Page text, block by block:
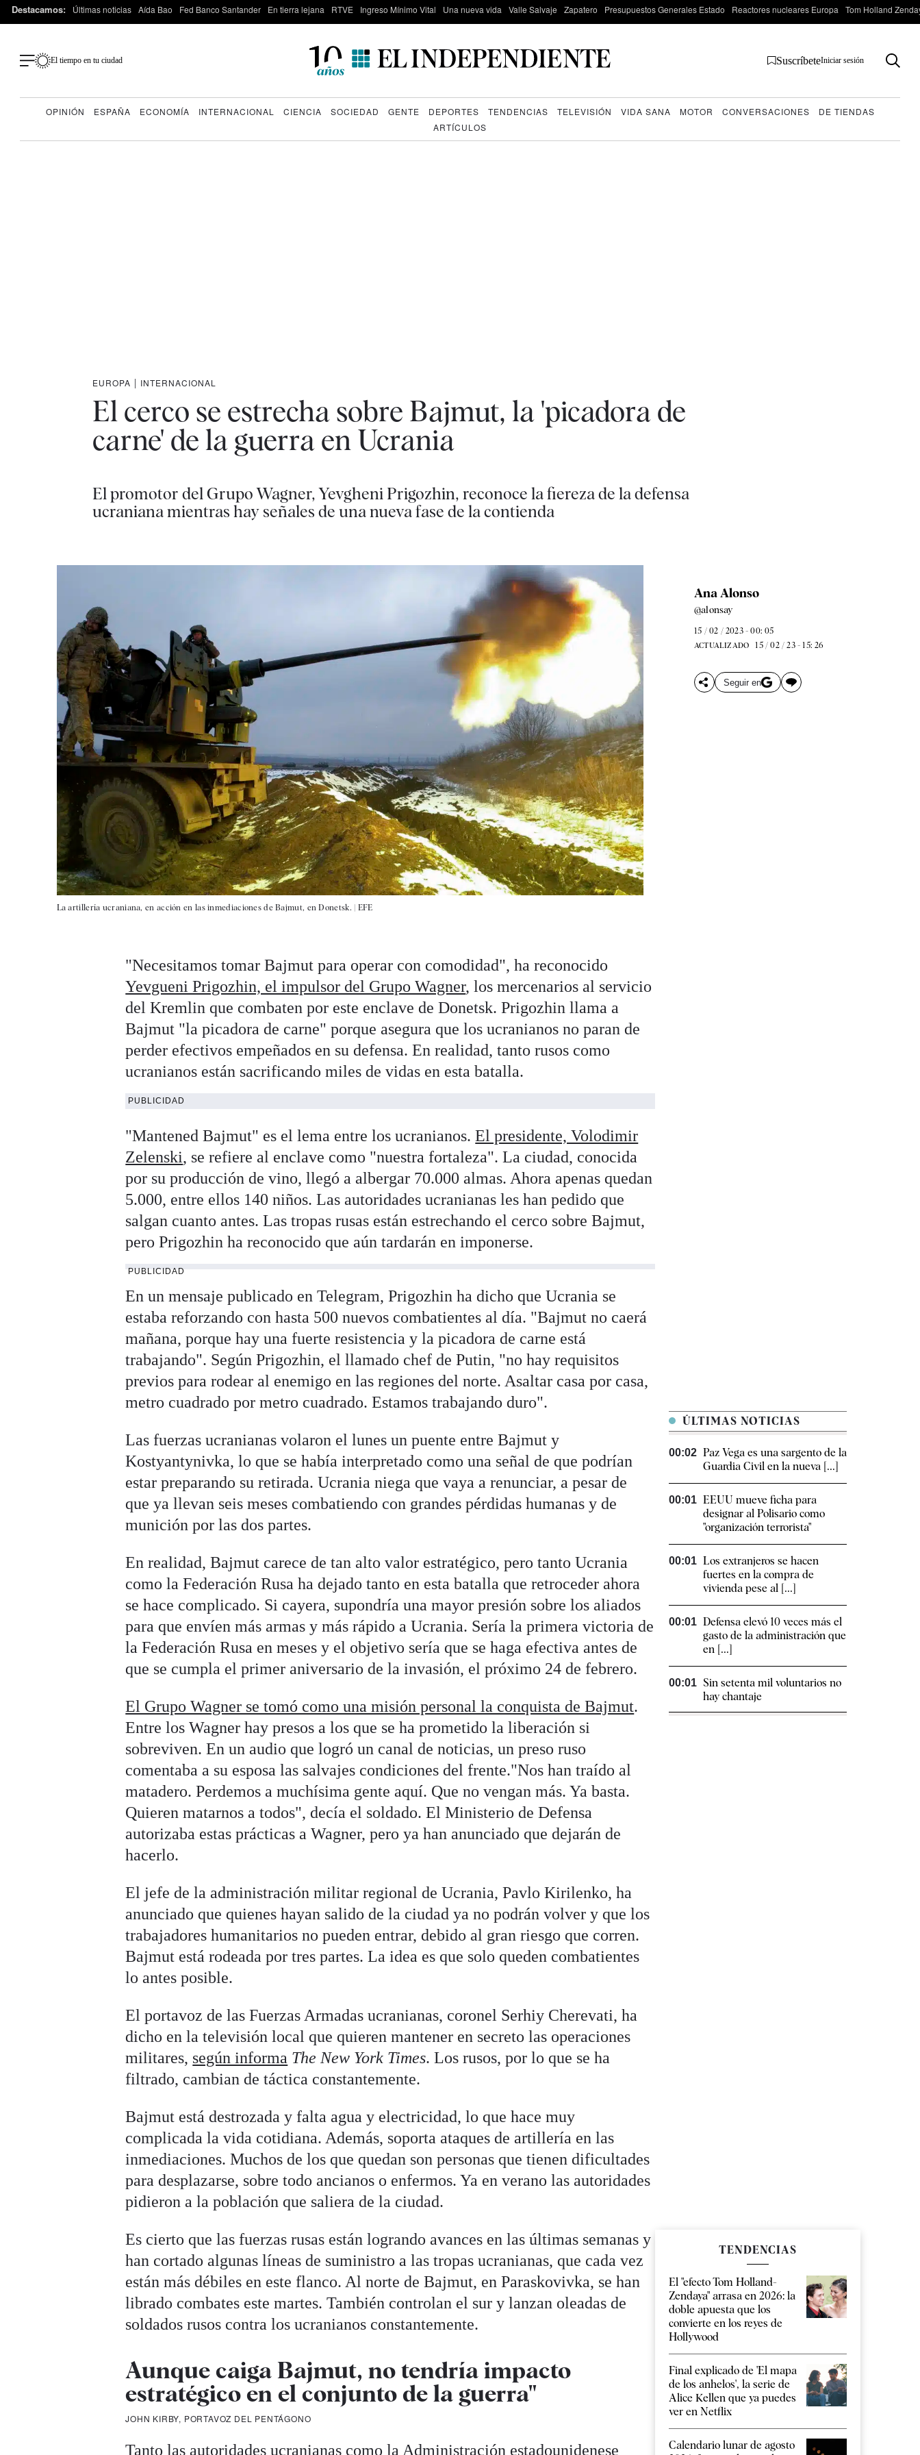
Destacamos: Últimas noticias Aída Bao Fed Banco Santander En tierra lejana RTVE Ingreso Mínimo Vital Una nueva vida Valle Salvaje Zapatero Presupuestos Generales Estado Reactores nucleares Europa Tom Holland
El tiempo en tu ciudad SuscríbeteIniciar sesión
OPINIÓN ESPAÑA ECONOMÍA INTERNACIONAL CIENCIA SOCIEDAD GENTE DEPORTES TENDENCIAS TELEVISIÓN VIDA SANA MOTOR CONVERSACIONES
DE TIENDAS
ARTÍCULOS
EUROPA | INTERNACIONAL
El cerco se estrecha sobre Bajmut, la 'picadora de
carne' de la guerra en Ucrania
El promotor del Grupo Wagner, Yevgheni Prigozhin, reconoce la fiereza de la defensa
ucraniana mientras hay señales de una nueva fase de la contienda
La artillería ucraniana, en acción en las inmediaciones de Bajmut, en Donetsk. | EFE
Ana Alonso
@alonsay
15 / 02 / 2023 - 00: 05
ACTUALIZADO 15 / 02 / 23 - 15: 26
Seguir en
"Necesitamos tomar Bajmut para operar con comodidad", ha reconocido
Yevgueni Prigozhin, el impulsor del Grupo Wagner, los mercenarios al servicio
del Kremlin que combaten por este enclave de Donetsk. Prigozhin llama a
Bajmut "la picadora de carne" porque asegura que los ucranianos no paran de
perder efectivos empeñados en su defensa. En realidad, tanto rusos como
ucranianos están sacrificando miles de vidas en esta batalla.
PUBLICIDAD
"Mantened Bajmut" es el lema entre los ucranianos.El presidente, Volodimir
Zelenski, se refiere al enclave como "nuestra fortaleza". La ciudad, conocida
por su producción de vino, llegó a albergar 70.000 almas. Ahora apenas quedan
5.000, entre ellos 140 niños. Las autoridades ucranianas les han pedido que
salgan cuanto antes. Las tropas rusas están estrechando el cerco sobre Bajmut,
pero Prigozhin ha reconocido que aún tardarán en imponerse.
PUBLICIDAD
En un mensaje publicado en Telegram, Prigozhin ha dicho que Ucrania se
estaba reforzando con hasta 500 nuevos combatientes al día. "Bajmut no caerá
mañana, porque hay una fuerte resistencia y la picadora de carne está
trabajando". Según Prigozhin, el llamado chef de Putin, "no hay requisitos
previos para rodear al enemigo en las regiones del norte. Asaltar casa por casa,
metro cuadrado por metro cuadrado. Estamos trabajando duro".
Las fuerzas ucranianas volaron el lunes un puente entre Bajmut y
Kostyantynivka, lo que se había interpretado como una señal de que podrían
estar preparando su retirada. Ucrania niega que vaya a renunciar, a pesar de
que ya llevan seis meses combatiendo con grandes pérdidas humanas y de
munición por las dos partes.
En realidad, Bajmut carece de tan alto valor estratégico, pero tanto Ucrania
como la Federación Rusa ha dejado tanto en esta batalla que retroceder ahora
se hace complicado. Si cayera, supondría una mayor presión sobre los aliados
para que envíen más armas y más rápido a Ucrania. Sería la primera victoria de
la Federación Rusa en meses y el objetivo sería que se haga efectiva antes de
que se cumpla el primer aniversario de la invasión, el próximo 24 de febrero.
El Grupo Wagner se tomó como una misión personal la conquista de Bajmut.
Entre los Wagner hay presos a los que se ha prometido la liberación si
sobreviven. En un audio que logró un canal de noticias, un preso ruso
comentaba a su esposa las salvajes condiciones del frente."Nos han traído al
matadero. Perdemos a muchísima gente aquí. Que no vengan más. Ya basta.
Quieren matarnos a todos", decía el soldado. El Ministerio de Defensa
autorizaba estas prácticas a Wagner, pero ya han anunciado que dejarán de
hacerlo.
El jefe de la administración militar regional de Ucrania, Pavlo Kirilenko, ha
anunciado que quienes hayan salido de la ciudad ya no podrán volver y que los
trabajadores humanitarios no pueden entrar, debido al gran riesgo que corren.
Bajmut está rodeada por tres partes. La idea es que solo queden combatientes
lo antes posible.
El portavoz de las Fuerzas Armadas ucranianas, coronel Serhiy Cherevati, ha
dicho en la televisión local que quieren mantener en secreto las operaciones
militares, según informa The New York Times. Los rusos, por lo que se ha
filtrado, cambian de táctica constantemente.
Bajmut está destrozada y falta agua y electricidad, lo que hace muy
complicada la vida cotidiana. Además, soporta ataques de artillería en las
inmediaciones. Muchos de los que quedan son personas que tienen dificultades
para desplazarse, sobre todo ancianos o enfermos. Ya en verano las autoridades
pidieron a la población que saliera de la ciudad.
Es cierto que las fuerzas rusas están logrando avances en las últimas semanas y
han cortado algunas líneas de suministro a las tropas ucranianas, que cada vez
están más débiles en este flanco. Al norte de Bajmut, en Paraskovivka, se han
librado combates este martes. También controlan el sur y lanzan oleadas de
soldados rusos contra los ucranianos constantemente.
Aunque caiga Bajmut, no tendría impacto
estratégico en el conjunto de la guerra"
JOHN KIRBY, PORTAVOZ DEL PENTÁGONO
Tanto las autoridades ucranianas como la Administración estadounidenese
ÚLTIMAS NOTICIAS
00:02 Paz Vega es una sargento de la
Guardia Civil en la nueva [...]
00:01 EEUU mueve ficha para
designar al Polisario como
"organización terrorista"
00:01 Los extranjeros se hacen
fuertes en la compra de
vivienda pese al [...]
00:01 Defensa elevó 10 veces más el
gasto de la administración que
en [...]
00:01 Sin setenta mil voluntarios no
hay chantaje
TENDENCIAS
El "efecto Tom Holland-
Zendaya" arrasa en 2026: la
doble apuesta que los
convierte en los reyes de
Hollywood
Final explicado de 'El mapa
de los anhelos', la serie de
Alice Kellen que ya puedes
ver en Netflix
Calendario lunar de agosto